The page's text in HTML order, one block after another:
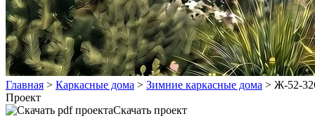
Главная > Каркасные дома > Зимние каркасные дома > Ж-52-
Проект
Скачать проект